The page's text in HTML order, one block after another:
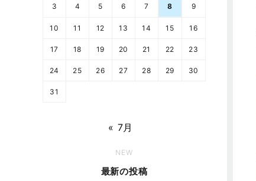
3 4 5 6 7 8 9
10 11 12 13 14 15 16
17 18 19 20 21 22 23
24 25 26 27 28 29 30
31
« 7月
NEW
最新の投稿